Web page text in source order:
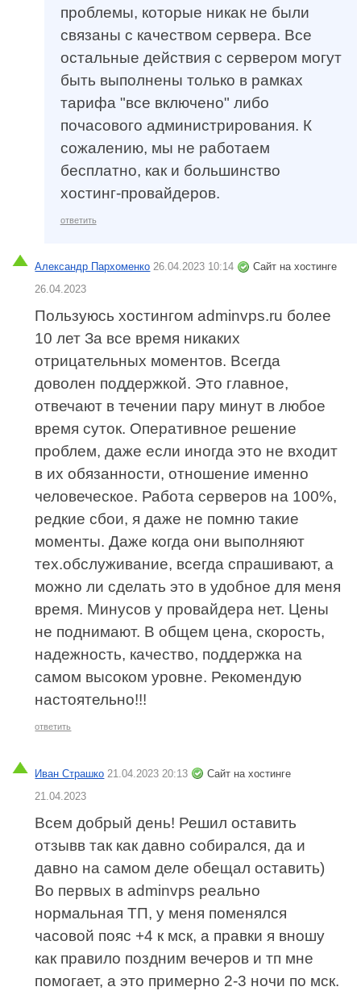
проблемы, которые никак не были
связаны с качеством сервера. Все
остальные действия с сервером могут
быть выполнены только в рамках
тарифа "все включено" либо
почасового администрирования. К
сожалению, мы не работаем
бесплатно, как и большинство
хостинг-провайдеров.
ответить
Александр Пархоменко 26.04.2023 10:14
Сайт на хостинге
26.04.2023
Пользуюсь хостингом adminvps.ru более
10 лет За все время никаких
отрицательных моментов. Всегда
доволен поддержкой. Это главное,
отвечают в течении пару минут в любое
время суток. Оперативное решение
проблем, даже если иногда это не входит
в их обязанности, отношение именно
человеческое. Работа серверов на 100%,
редкие сбои, я даже не помню такие
моменты. Даже когда они выполняют
тех.обслуживание, всегда спрашивают, а
можно ли сделать это в удобное для меня
время. Минусов у провайдера нет. Цены
не поднимают. В общем цена, скорость,
надежность, качество, поддержка на
самом высоком уровне. Рекомендую
настоятельно!!!
ответить
Иван Страшко 21.04.2023 20:13
Сайт на хостинге
21.04.2023
Всем добрый день! Решил оставить
отзывв так как давно собирался, да и
давно на самом деле обещал оставить)
Во первых в adminvps реально
нормальная ТП, у меня поменялся
часовой пояс +4 к мск, а правки я вношу
как правило поздним вечеров и тп мне
помогает, а это примерно 2-3 ночи по мск.